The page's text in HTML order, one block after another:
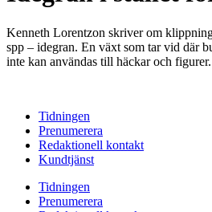
Kenneth Lorentzon skriver om
spp – idegran. En växt som tar vid där
inte kan användas till häckar och figurer.
Tidningen
Prenumerera
Redaktionell kontakt
Kundtjänst
Tidningen
Prenumerera